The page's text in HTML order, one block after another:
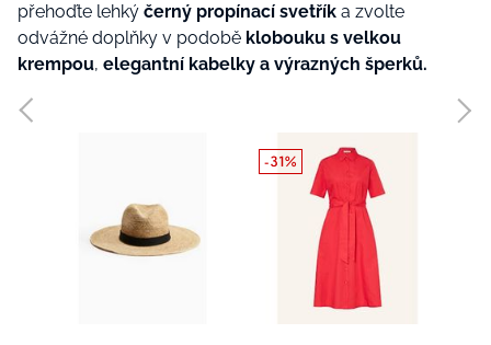
přehoďte lehký černý propínací svetřík a zvolte
odvážné doplňky v podobě klobouku s velkou
krempou, elegantní kabelky a výrazných šperků.